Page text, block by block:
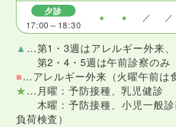
夕診
17:00～18:30
● ● ／ ／
▲ …第1・3週はアレルギー外来、
第2・4・5週は午前診察のみ
■…アレルギー外来（火曜午前は
★…月曜：予防接種、乳児健診
木曜：予防接種、小児一般
負荷検査）